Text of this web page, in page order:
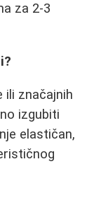
za 2-3
ili značajnih
izgubiti
elastičan,